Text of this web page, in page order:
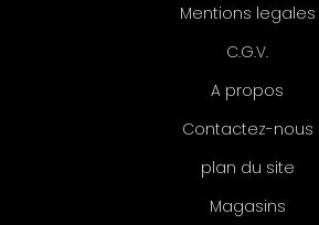
Mentions legales
C.G.V.
A propos
Contactez-nous
plan du site
Magasins